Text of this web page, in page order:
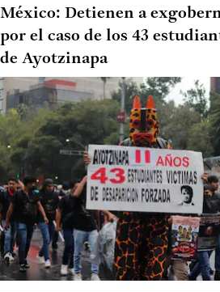
México: Detienen a
por el caso de los 43
de Ayotzinapa